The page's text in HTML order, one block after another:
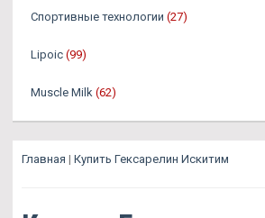
Спортивные технологии (27)
Lipoic (99)
Muscle Milk (62)
Главная | Купить Гексарелин Искитим